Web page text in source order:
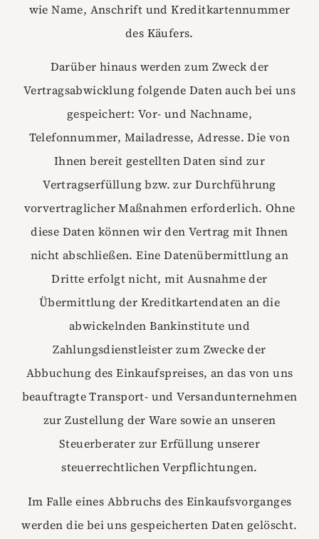
wie Name, Anschrift und Kreditkartennummer
des Käufers.
Darüber hinaus werden zum Zweck der
Vertragsabwicklung folgende Daten auch bei uns
gespeichert: Vor- und Nachname,
Telefonnummer, Mailadresse, Adresse. Die von
Ihnen bereit gestellten Daten sind zur
Vertragserfüllung bzw. zur Durchführung
vorvertraglicher Maßnahmen erforderlich. Ohne
diese Daten können wir den Vertrag mit Ihnen
nicht abschließen. Eine Datenübermittlung an
Dritte erfolgt nicht, mit Ausnahme der
Übermittlung der Kreditkartendaten an die
abwickelnden Bankinstitute und
Zahlungsdienstleister zum Zwecke der
Abbuchung des Einkaufspreises, an das von uns
beauftragte Transport- und Versandunternehmen
zur Zustellung der Ware sowie an unseren
Steuerberater zur Erfüllung unserer
steuerrechtlichen Verpflichtungen.
Im Falle eines Abbruchs des Einkaufsvorganges
werden die bei uns gespeicherten Daten gelöscht.